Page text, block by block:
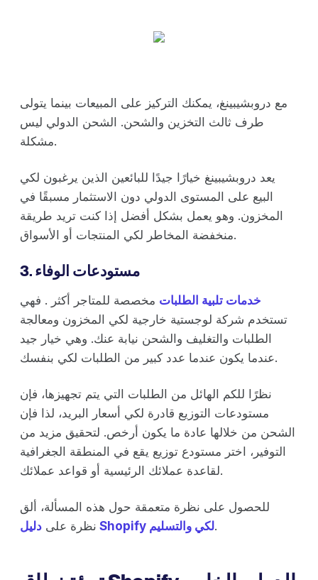
مع دروبشيبينغ، يمكنك التركيز على المبيعات بينما يتولى
طرف ثالث التخزين والشحن. الشحن الدولي ليس
مشكلة.
يعد دروبشيبينغ خيارًا جيدًا للبائعين الذين يرغبون لكي
البيع على المستوى الدولي دون الاستثمار مسبقًا في
المخزون. وهو يعمل بشكل أفضل إذا كنت تريد طريقة
منخفضة المخاطر لكي المنتجات أو الأسواق.
3. مستودعات الوفاء
خدمات تلبية الطلبات مخصصة للمتاجر أكثر . فهي
تستخدم شركة لوجستية خارجية لكي المخزون ومعالجة
الطلبات والتغليف والشحن نيابة عنك. وهي خيار جيد
عندما يكون عندما عدد كبير من الطلبات لكي بنفسك.
نظرًا للكم الهائل من الطلبات التي يتم تجهيزها، فإن
مستودعات التوزيع قادرة لكي أسعار البريد، لذا فإن
الشحن من خلالها عادة ما يكون أرخص. لتحقيق مزيد من
التوفير، اختر مستودع توزيع يقع في المنطقة الجغرافية
لقاعدة عملائك الرئيسية أو قواعد عملائك.
للحصول على نظرة متعمقة حول هذه المسألة، ألق
نظرة على
دليل Shopify لكي والتسليم.